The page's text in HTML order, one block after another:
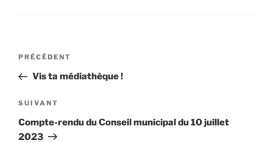
Navigation
l’article
Article
précédent
PRÉCÉDENT
Vis ta médiathèque !
Article
suivant
SUIVANT
Compte-rendu du Conseil municipal du 10 juillet
2023